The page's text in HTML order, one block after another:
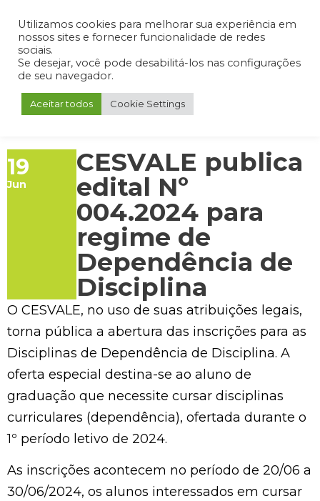
Admin Portal do Aluno Portal do Professor Portal do Coordenador
19
Jun
CESVALE publica
edital Nº
004.2024 para
regime de
Dependência de
Disciplina
O CESVALE, no uso de suas atribuições legais,
torna pública a abertura das inscrições para as
Disciplinas de Dependência de Disciplina. A
oferta especial destina-se ao aluno de
graduação que necessite cursar disciplinas
curriculares (dependência), ofertada durante o
1º período letivo de 2024.
As inscrições acontecem no período de 20/06 a
30/06/2024, os alunos interessados em cursar
Utilizamos cookies para melhorar sua experiência em
nossos sites e fornecer funcionalidade de redes
sociais.
Se desejar, você pode desabilitá-los nas configurações
de seu navegador.
Aceitar todos Cookie Settings